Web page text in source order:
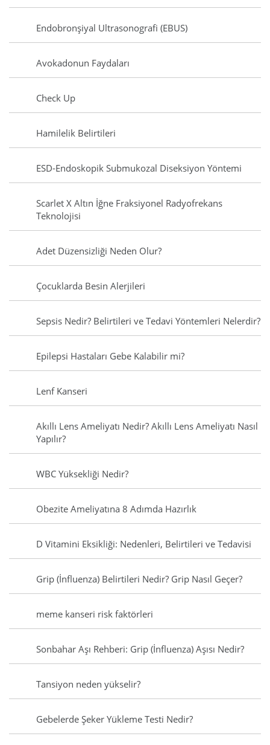
Endobronşiyal Ultrasonografi (EBUS)
Avokadonun Faydaları
Check Up
Hamilelik Belirtileri
ESD-Endoskopik Submukozal Diseksiyon Yöntemi
Scarlet X Altın İğne Fraksiyonel Radyofrekans
Teknolojisi
Adet Düzensizliği Neden Olur?
Çocuklarda Besin Alerjileri
Sepsis Nedir? Belirtileri ve Tedavi Yöntemleri Nelerdir?
Epilepsi Hastaları Gebe Kalabilir mi?
Lenf Kanseri
Akıllı Lens Ameliyatı Nedir? Akıllı Lens Ameliyatı Nasıl
Yapılır?
WBC Yüksekliği Nedir?
Obezite Ameliyatına 8 Adımda Hazırlık
D Vitamini Eksikliği: Nedenleri, Belirtileri ve Tedavisi
Grip (İnfluenza) Belirtileri Nedir? Grip Nasıl Geçer?
meme kanseri risk faktörleri
Sonbahar Aşı Rehberi: Grip (İnfluenza) Aşısı Nedir?
Tansiyon neden yükselir?
Gebelerde Şeker Yükleme Testi Nedir?